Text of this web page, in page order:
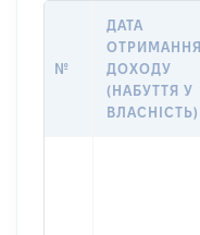
№
ДАТА
ОТРИМАННЯ
ДОХОДУ
(НАБУТТЯ У
ВЛАСНІСТЬ)